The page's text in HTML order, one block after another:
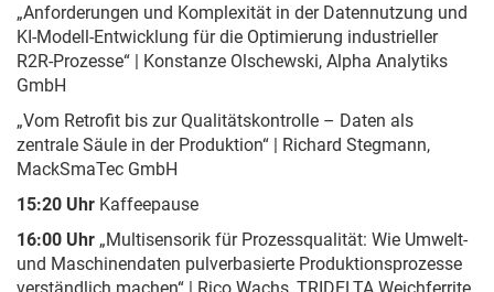
„Anforderungen und Komplexität in der Datennutzung und
KI-Modell-Entwicklung für die Optimierung industrieller
R2R-Prozesse“ | Konstanze Olschewski, Alpha Analytiks
GmbH
„Vom Retrofit bis zur Qualitätskontrolle – Daten als
zentrale Säule in der Produktion“ | Richard Stegmann,
MackSmaTec GmbH
15:20 Uhr Kaffeepause
16:00 Uhr „Multisensorik für Prozessqualität: Wie Umwelt-
und Maschinendaten pulverbasierte Produktionsprozesse